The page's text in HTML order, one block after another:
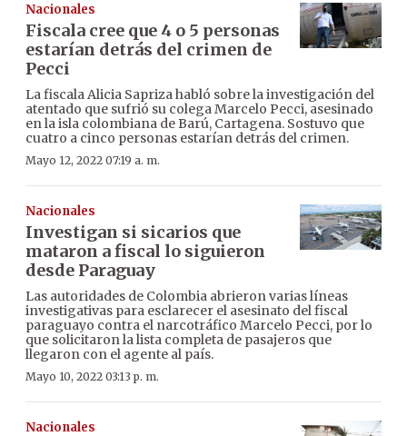
Nacionales
Fiscala cree que 4 o 5 personas
estarían detrás del crimen de
Pecci
La fiscala Alicia Sapriza habló sobre la investigación del
atentado que sufrió su colega Marcelo Pecci, asesinado
en la isla colombiana de Barú, Cartagena. Sostuvo que
cuatro a cinco personas estarían detrás del crimen.
Mayo 12, 2022 07:19 a. m.
Nacionales
Investigan si sicarios que
mataron a fiscal lo siguieron
desde Paraguay
Las autoridades de Colombia abrieron varias líneas
investigativas para esclarecer el asesinato del fiscal
paraguayo contra el narcotráfico Marcelo Pecci, por lo
que solicitaron la lista completa de pasajeros que
llegaron con el agente al país.
Mayo 10, 2022 03:13 p. m.
Nacionales